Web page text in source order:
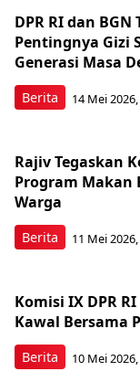
Berita
DPR RI dan BGN
Pentingnya Gizi
Generasi Masa
14 Mei
Berita
Rajiv Tegaskan
Program Makan
Warga
11 Mei
Berita
Komisi IX DPR
Kawal Bersama
10 Mei